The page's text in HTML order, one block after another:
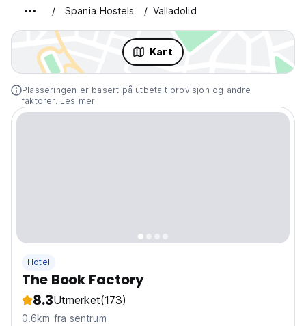
Spania Hostels Valladolid
Kart
Plasseringen er basert på utbetalt provisjon og andre
faktorer. Les mer
Hotel
The Book Factory
8.3Utmerket(173)
0.6km fra sentrum